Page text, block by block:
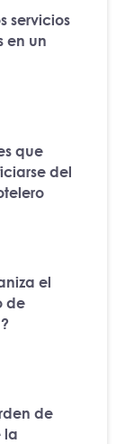
servicios
en un
que
del
el
de
de
la